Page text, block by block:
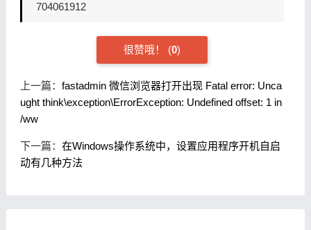
704061912
很赞哦！ (0)
上一篇： fastadmin 微信浏览器打开出现 Fatal error: Unca
ught think\exception\ErrorException: Undefined offset: 1 in
/ww
下一篇： 在Windows操作系统中，设置应用程序开机自启
动有几种方法